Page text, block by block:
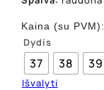
Kaina (su PVM):
Dydis
37 38 39
Išvalyti